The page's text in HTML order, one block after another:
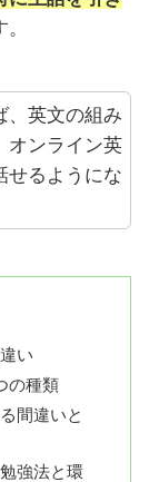
、英文の組み
オンライン英
せるようにな
い
の種類
間違いと
強法と環